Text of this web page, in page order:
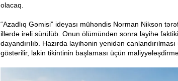
olacaq.
“Azadlıq Gəmisi” ideyası mühəndis Norman Nikson
illərdə irəli sürülüb. Onun ölümündən sonra layihə
dayandırılıb. Hazırda layihənin yenidən
göstərilir, lakin tikintinin başlaması üçün